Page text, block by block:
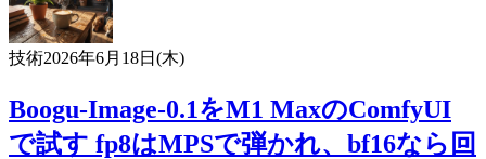
技術2026年6月18日(木)
Boogu-Image-0.1をM1 MaxのComfyUI
で試す fp8はMPSで弾かれ、bf16なら回